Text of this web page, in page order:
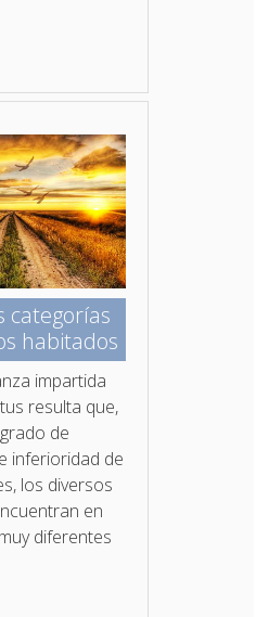
categorías
habitados
impartida
resulta que,
de
inferioridad de
los diversos
en
diferentes